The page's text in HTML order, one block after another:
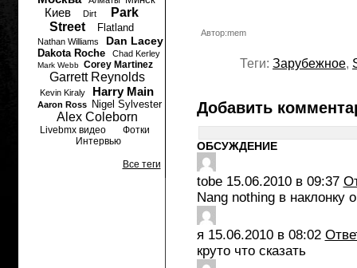
Автор:mem
Теги: Зарубежное,
Добавить
ОБСУЖДЕНИЕ
tobe 15.06.2010 в 09:37
Nang nothing в наклонку
я 15.06.2010 в 08:02
круто что сказать
Киев Dirt
Park
Street
Flatland
Nathan Williams Dan Lacey
Dakota Roche Chad Kerley
Mark Webb Corey Martinez
Garrett Reynolds
Kevin Kiraly Harry Main
Aaron Ross Nigel Sylvester
Alex Coleborn
Livebmx видео
Фотки
Интервью
Все теги